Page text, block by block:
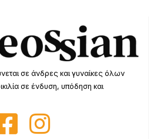
σε άνδρες και γυναίκες όλων
σε ένδυση, υπόδηση και